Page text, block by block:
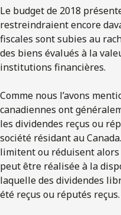
Le budget de 2018
restreindraient encore
fiscales sont subies au
des biens évalués à la
institutions financières.
Comme nous l’avons
canadiennes ont
les dividendes reçus ou
société résidant au
limitent ou réduisent
peut être réalisée à la
laquelle des dividendes
été reçus ou réputés reçus.